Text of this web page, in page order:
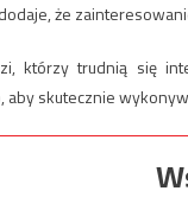
że
którzy trudnią się
aby skutecznie